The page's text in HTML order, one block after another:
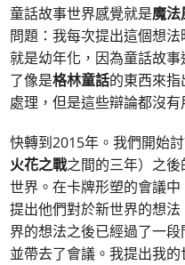
童話故事世界感覺就是魔法
問題：我每次提出這個想
就是幼年化，因為童話故
了像是格林童話的東西來
處理，但是這些辯論都沒有
快轉到2015年。我們開始
火花之戰之間的三年）之
世界。在卡牌形塑的會議
提出他們對於新世界的想
界的想法之後已經過了一
並帶去了會議。我提出我